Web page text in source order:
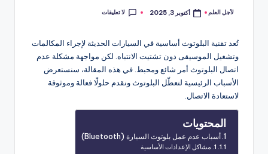
تمّ
لأجل العلم أكتوبر 3, 2025 لا تعليقات
تُعد تقنية البلوتوث أساسية في السيارات الحديثة لإجراء المكالمات
وتشغيل الموسيقى دون تشتيت الانتباه. لكن مواجهة مشكلة عدم
اتصال البلوتوث أمر شائع ومحبط. في هذه المقالة، سنستعرض
الأسباب الرئيسية لتعطّل البلوتوث ونقدم حلولًا فعالة وموثوقة
لاستعادة الاتصال.
المحتويات
أسباب عدم عمل بلوتوث السيارة (Bluetooth)
1. مشاكل الإعدادات الأساسية